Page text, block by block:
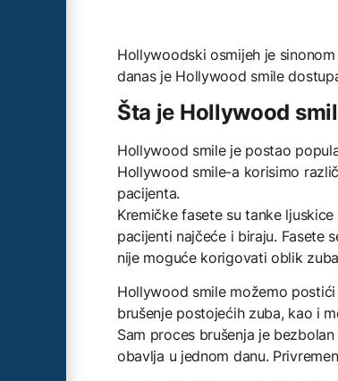
Hollywoodski osmijeh je
danas je Hollywood smile
Šta je Hollywood
Hollywood smile je postao
Hollywood smile-a korisimo
pacijenta.
Kremičke fasete su tanke
pacijenti najčeće i biraju. Fasete
nije moguće korigovati oblik
Hollywood smile možemo
brušenje postojećih zuba, kao i
Sam proces brušenja je
obavlja u jednom danu.